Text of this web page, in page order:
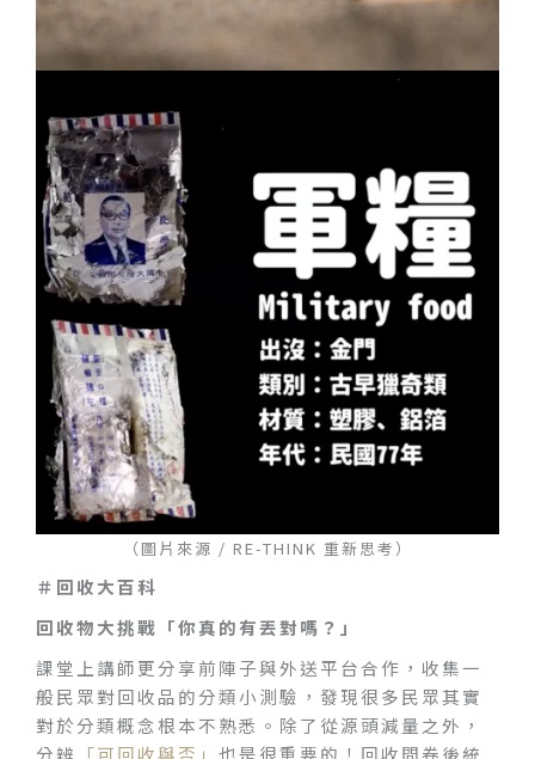
（圖片來源 / RE-THINK 重新思考）
＃回收大百科
回收物大挑戰「你真的有丟對嗎？」
課堂上講師更分享前陣子與外送平台合作，收集一
般民眾對回收品的分類小測驗，發現很多民眾其實
對於分類概念根本不熟悉。除了從源頭減量之外，